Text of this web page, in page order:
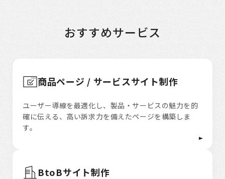
おすすめサービス
商品ページ / サービスサイト制作
ユーザー導線を最適化し、製品・サービスの魅力を的
確に伝える、高い訴求力を備えたページを構築しま
す。
BtoBサイト制作